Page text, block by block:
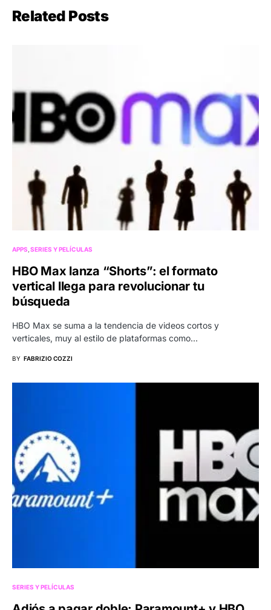
Related Posts
APPS SERIES Y PELÍCULAS
HBO Max lanza “Shorts”: el formato
vertical llega para revolucionar tu
búsqueda
HBO Max se suma a la tendencia de videos cortos y
verticales, muy al estilo de plataformas como…
BY FABRIZIO COZZI
SERIES Y PELÍCULAS